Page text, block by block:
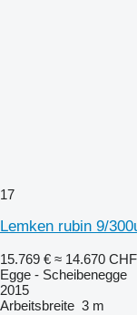
17
Lemken rubin 9/
15.769 € ≈ 14.670 CHF
Egge - Scheibenegge
2015
Arbeitsbreite 3 m